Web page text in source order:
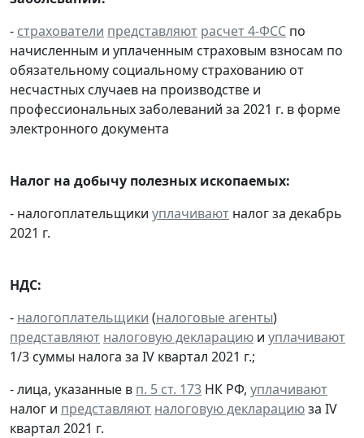
- страхователи представляют расчет 4-ФСС по
начисленным и уплаченным страховым взносам по
обязательному социальному страхованию от
несчастных случаев на производстве и
профессиональных заболеваний за 2021 г. в форме
электронного документа
Налог на добычу полезных ископаемых:
- налогоплательщики уплачивают налог за декабрь
2021 г.
НДС:
- налогоплательщики (налоговые агенты)
представляют налоговую декларацию и уплачивают
1/3 суммы налога за IV квартал 2021 г.;
- лица, указанные в п. 5 ст. 173 НК РФ, уплачивают
налог и представляют налоговую декларациюза IV
квартал 2021 г.